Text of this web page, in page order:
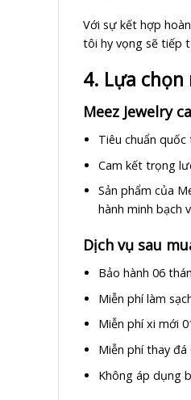
Với sự kết hợp
tôi hy vọng sẽ tiếp
4. Lựa chọn
Meez Jewelry
Tiêu chuẩn
Cam kết trọng
Sản phẩm của
hành minh bạch
Dịch vụ sau
Bảo hành 06
Miễn phí làm
Miễn phí xi mới
Miễn phí thay đá
Không áp dụng